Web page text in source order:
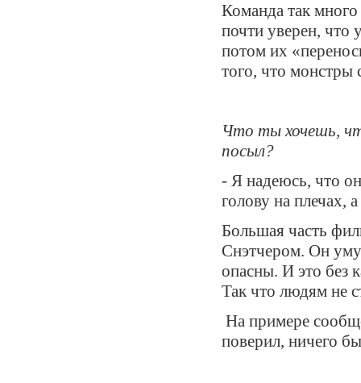
Команда так
почти уверен, что
потом их
того, что монстры
Что ты хочешь,
посыл?
- Я надеюсь, что
голову на плечах,
Большая часть
Снэтчером. Он
опасны. И это без
Так что людям не
На примере
поверил, ничего